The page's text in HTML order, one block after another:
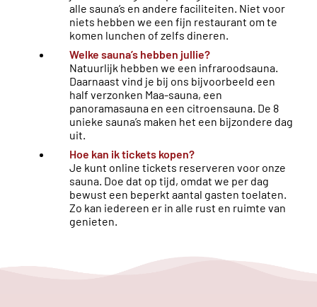
alle sauna’s en andere faciliteiten. Niet voor
niets hebben we een fijn restaurant om te
komen lunchen of zelfs dineren.
Welke sauna’s hebben jullie?
Natuurlijk hebben we een infraroodsauna.
Daarnaast vind je bij ons bijvoorbeeld een
half verzonken Maa-sauna, een
panoramasauna en een citroensauna. De 8
unieke sauna’s maken het een bijzondere dag
uit.
Hoe kan ik tickets kopen?
Je kunt online tickets reserveren voor onze
sauna. Doe dat op tijd, omdat we per dag
bewust een beperkt aantal gasten toelaten.
Zo kan iedereen er in alle rust en ruimte van
genieten.